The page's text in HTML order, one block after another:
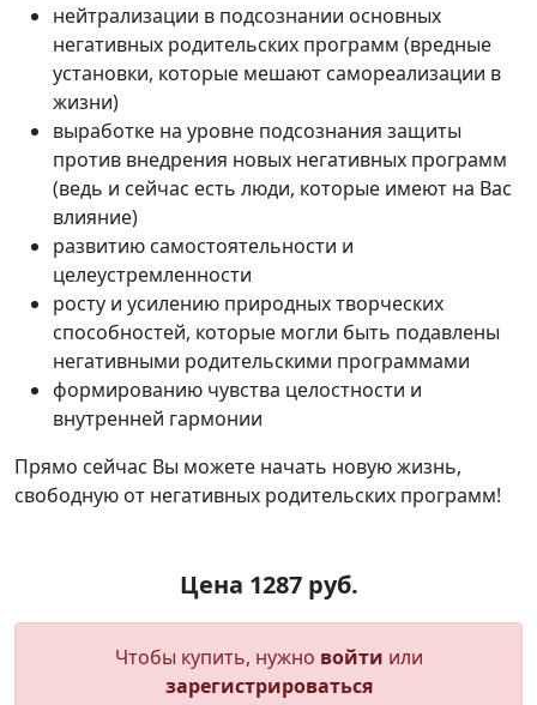
нейтрализации в подсознании основных
негативных родительских программ (вредные
установки, которые мешают самореализации в
жизни)
выработке на уровне подсознания защиты
против внедрения новых негативных программ
(ведь и сейчас есть люди, которые имеют на Вас
влияние)
развитию самостоятельности и
целеустремленности
росту и усилению природных творческих
способностей, которые могли быть подавлены
негативными родительскими программами
формированию чувства целостности и
внутренней гармонии
Прямо сейчас Вы можете начать новую жизнь,
свободную от негативных родительских программ!
Цена 1287 руб.
Чтобы купить, нужно войти или
зарегистрироваться